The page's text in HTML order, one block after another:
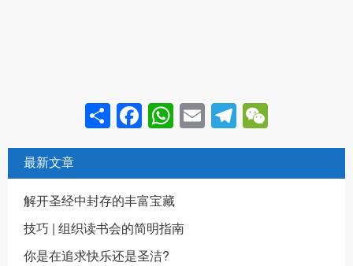
最新文章
解开圣经中封存的丰富宝藏
技巧 | 组织读书会的简明指南
你是在追求快乐还是圣洁?
ShareFacebook
WhatsApp
EmailTelegram